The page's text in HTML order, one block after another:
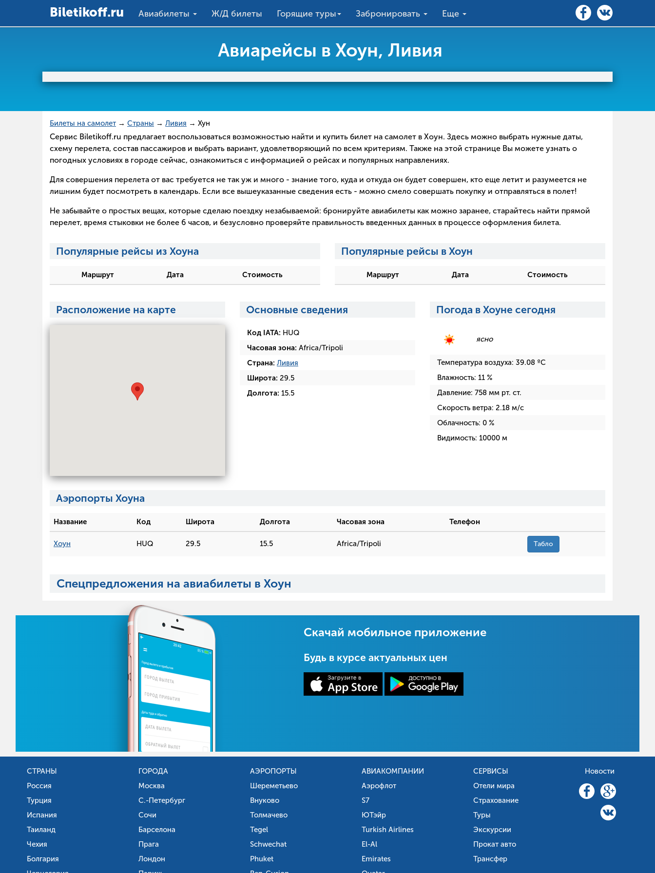
Вiletikoff.ru Авиабилеты Ж/Д билеты Горящие туры Забронировать Еще
Авиарейсы в Хоун, Ливия
Билеты на самолет → Страны → Ливия → Хун
Сервис Biletikoff.ru предлагает воспользоваться возможностью найти и купить билет на самолет в Хоун. Здесь можно выбрать нужные даты,
схему перелета, состав пассажиров и выбрать вариант, удовлетворяющий по всем критериям. Также на этой странице Вы можете узнать о
погодных условиях в городе сейчас, ознакомиться с информацией о рейсах и популярных направлениях.
Для совершения перелета от вас требуется не так уж и много - знание того, куда и откуда он будет совершен, кто еще летит и разумеется не
лишним будет посмотреть в календарь. Если все вышеуказанные сведения есть - можно смело совершать покупку и отправляться в полет!
Не забывайте о простых вещах, которые сделаю поездку незабываемой: бронируйте авиабилеты как можно заранее, старайтесь найти прямой
перелет, время стыковки не более 6 часов, и безусловно проверяйте правильность введенных данных в процессе оформления билета.
Популярные рейсы из Хоуна
Маршрут Дата Стоимость
Популярные рейсы в Хоун
Маршрут Дата Стоимость
Расположение на карте Основные сведения
Код IATA: HUQ
Часовая зона: Africa/Tripoli
Страна: Ливия
Широта: 29.5
Долгота: 15.5
Погода в Хоуне сегодня
ясно
Температура воздуха: 39.08 ºC
Влажность: 11 %
Давление: 758 мм рт. ст.
Скорость ветра: 2.18 м/с
Облачность: 0 %
Видимость: 10000 м
Аэропорты Хоуна
Название Код Широта Долгота Часовая зона Телефон
Хоун HUQ 29.5 15.5 Africa/Tripoli Табло
Спецпредложения на авиабилеты в Хоун
Скачай мобильное приложение
Будь в курсе актуальных цен
СТРАНЫ
Россия
Турция
Испания
Таиланд
Чехия
Болгария
ГОРОДА
Москва
С.-Петербург
Сочи
Барселона
Прага
Лондон
АЭРОПОРТЫ
Шереметьево
Внуково
Толмачево
Tegel
Schwechat
Phuket
АВИАКОМПАНИИ
Аэрофлот
S7
ЮТэйр
Turkish Airlines
El-Al
Emirates
СЕРВИСЫ
Отели мира
Страхование
Туры
Экскурсии
Прокат авто
Трансфер
Новости